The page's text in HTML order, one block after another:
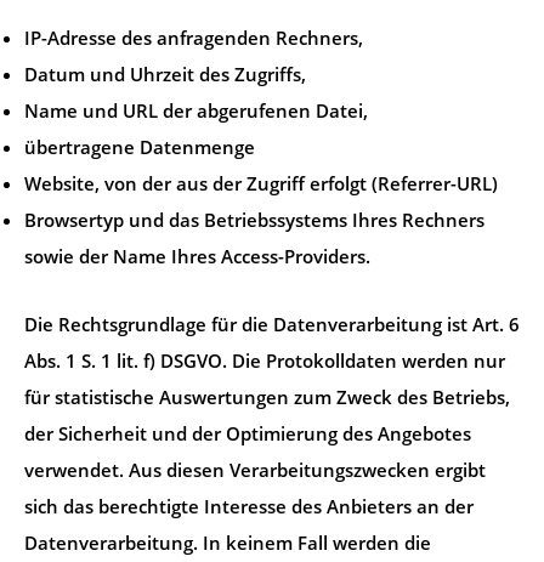
IP-Adresse des anfragenden Rechners,
Datum und Uhrzeit des Zugriffs,
Name und URL der abgerufenen Datei,
übertragene Datenmenge
Website, von der aus der Zugriff erfolgt (Referrer-URL)
Browsertyp und das Betriebssystems Ihres Rechners
sowie der Name Ihres Access-Providers.
Die Rechtsgrundlage für die Datenverarbeitung ist Art. 6
Abs. 1 S. 1 lit. f) DSGVO. Die Protokolldaten werden nur
für statistische Auswertungen zum Zweck des Betriebs,
der Sicherheit und der Optimierung des Angebotes
verwendet. Aus diesen Verarbeitungszwecken ergibt
sich das berechtigte Interesse des Anbieters an der
Datenverarbeitung. In keinem Fall werden die